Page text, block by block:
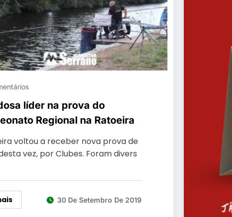
líder na prova do
Regional na Ratoeira
voltou a receber nova prova de
vez, por Clubes. Foram divers
30 De Setembro De 2019